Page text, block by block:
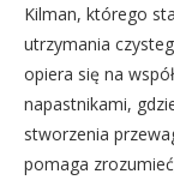
Kilman, którego
utrzymania
opiera się na
napastnikami,
stworzenia
pomaga